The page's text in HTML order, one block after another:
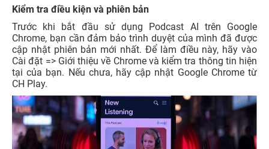
Kiểm tra điều kiện và phiên bản
Trước khi bắt đầu sử dụng Podcast AI trên Google
Chrome, bạn cần đảm bảo trình duyệt của mình đã được
cập nhật phiên bản mới nhất. Để làm điều này, hãy vào
Cài đặt => Giới thiệu về Chrome và kiểm tra thông tin hiện
tại của bạn. Nếu chưa, hãy cập nhật Google Chrome từ
CH Play.